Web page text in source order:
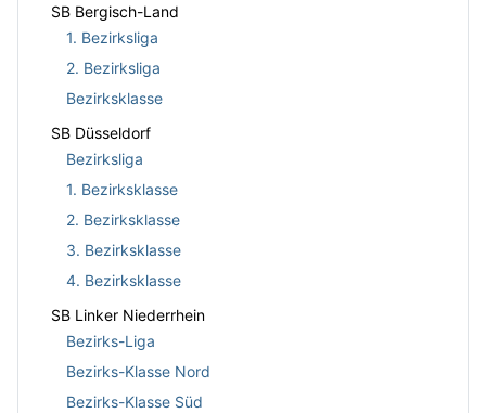
SB Bergisch-Land
1. Bezirksliga
2. Bezirksliga
Bezirksklasse
SB Düsseldorf
Bezirksliga
1. Bezirksklasse
2. Bezirksklasse
3. Bezirksklasse
4. Bezirksklasse
SB Linker Niederrhein
Bezirks-Liga
Bezirks-Klasse Nord
Bezirks-Klasse Süd